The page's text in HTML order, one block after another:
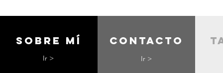
Sobre mí
Ir >
contacto
Ir >